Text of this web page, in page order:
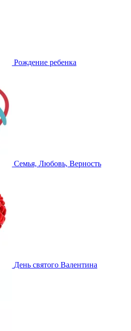
Рождение ребенка
Семья, Любовь, Верность
День святого Валентина